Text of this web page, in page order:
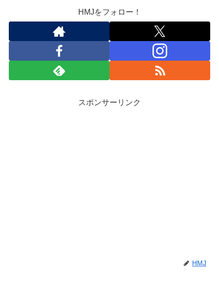
HMJをフォロー！
スポンサーリンク
HMJ